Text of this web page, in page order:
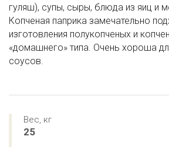
гуляш), супы, сыры, блюда из яиц и
Копченая паприка замечательно
изготовления полукопченых и
«домашнего» типа. Очень хороша
соусов.
Вес, кг
25